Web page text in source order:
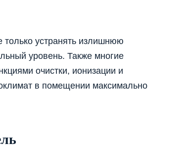
только устранять излишнюю
уровень. Также многие
очистки, ионизации и
в помещении максимально